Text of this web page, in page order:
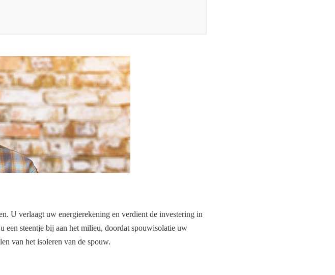
U verlaagt uw energierekening en verdient de investering in
een steentje bij aan het milieu, doordat spouwisolatie uw
van het isoleren van de spouw.